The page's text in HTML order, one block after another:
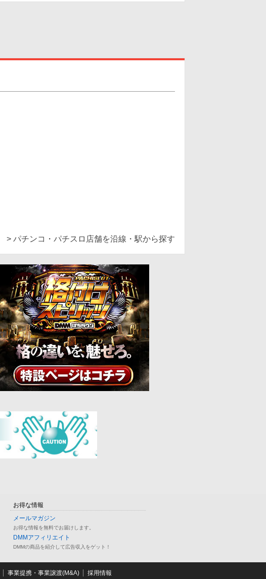
> パチンコ・パチスロ店舗を沿線・駅から探す
お得な情報
メールマガジン
お得な情報を無料でお届けします。
DMMアフィリエイト
DMMの商品を紹介して広告収入をゲット！
事業提携・事業譲渡(M&A) 採用情報